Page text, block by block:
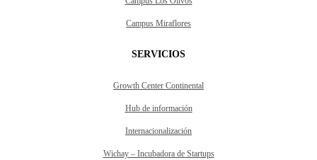
Campus Miraflores
SERVICIOS
Growth Center Continental
Hub de información
Internacionalización
Wichay – Incubadora de Startups